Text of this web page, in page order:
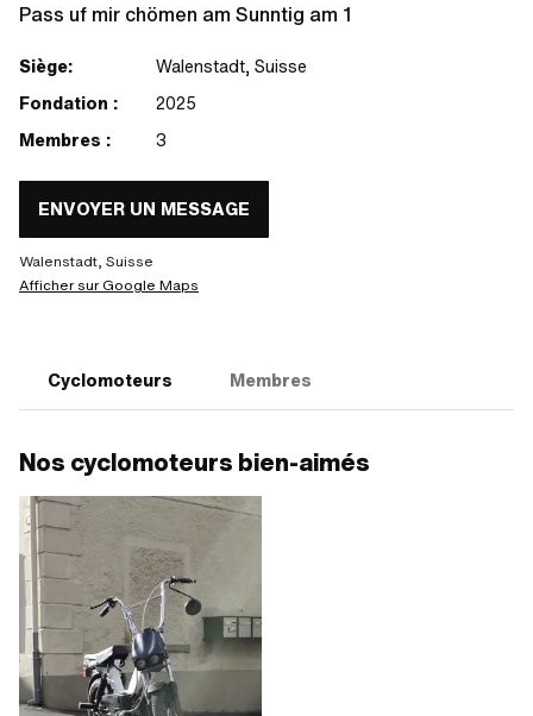
Pass uf mir chömen am Sunntig am 1
Siège:
Walenstadt, Suisse
Fondation :
2025
Membres :
3
ENVOYER UN MESSAGE
Walenstadt, Suisse
Afficher sur Google Maps
Cyclomoteurs Membres
Nos cyclomoteurs bien-aimés